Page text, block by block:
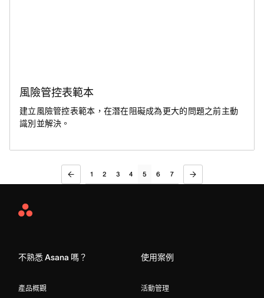
風險管控表範本
建立風險管控表範本，在潛在阻礙成為更大的問題之前主動
識別並解決。
1 2 3 4 5 6 7
Asana
不熟悉 Asana 嗎？
產品概觀
使用案例
活動管理